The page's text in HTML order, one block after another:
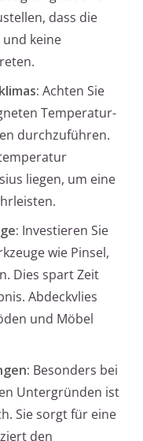
dass die
keine
Achten Sie
Temperatur-
durchzuführen.
liegen, um eine
Investieren Sie
wie Pinsel,
Dies spart Zeit
Abdeckvlies
und Möbel
Besonders bei
Untergründen ist
Sie sorgt für eine
den